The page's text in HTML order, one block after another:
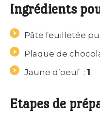
Ingrédients
Pâte feuilletée
Plaque de
Jaune d’oeuf : 1
Etapes de